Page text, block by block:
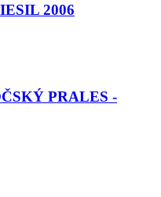
2006
PRALES -